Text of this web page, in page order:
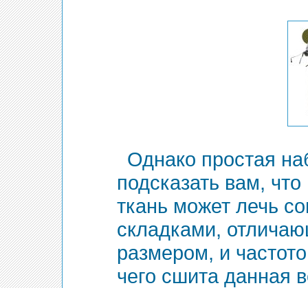
Однако простая
подсказать вам,
ткань может лечь
складками,
размером, и
чего сшита данная